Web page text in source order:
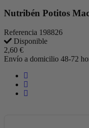
Nutribén Potitos
Referencia 198826
Disponible
2,60 €
Envío a domicilio 48-72